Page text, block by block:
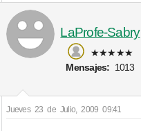
LaProfe-Sabry
★★★★★
Mensajes: 1013
Jueves 23 de Julio, 2009 09:41